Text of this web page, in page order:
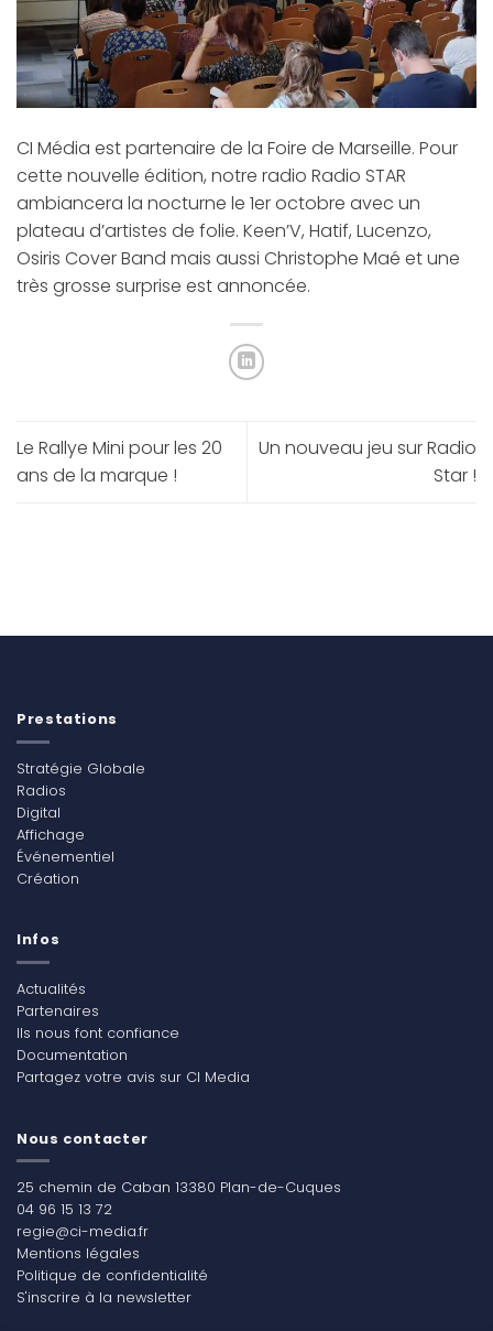
CI Média est partenaire de la Foire de Marseille. Pour
cette nouvelle édition, notre radio Radio STAR
ambiancera la nocturne le 1er octobre avec un
plateau d’artistes de folie. Keen’V, Hatif, Lucenzo,
Osiris Cover Band mais aussi Christophe Maé et une
très grosse surprise est annoncée.
Le Rallye Mini pour les 20
ans de la marque !
Un nouveau jeu sur Radio
Star !
Prestations
Stratégie Globale
Radios
Digital
Affichage
Événementiel
Création
Infos
Actualités
Partenaires
Ils nous font confiance
Documentation
Partagez votre avis sur CI Media
Nous contacter
25 chemin de Caban 13380 Plan-de-Cuques
04 96 15 13 72
regie@ci-media.fr
Mentions légales
Politique de confidentialité
S'inscrire à la newsletter